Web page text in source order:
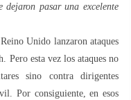
pasar una excelente
Unido lanzaron ataques
Pero esta vez los ataques no
sino contra dirigentes
Por consiguiente, en esos